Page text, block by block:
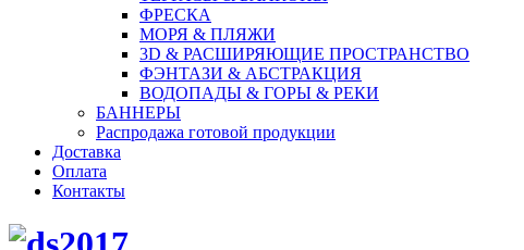
ФРЕСКА
МОРЯ & ПЛЯЖИ
3D & РАСШИРЯЮЩИЕ ПРОСТРАНСТВО
ФЭНТАЗИ & АБСТРАКЦИЯ
ВОДОПАДЫ & ГОРЫ & РЕКИ
БАННЕРЫ
Распродажа готовой продукции
Доставка
Оплата
Контакты